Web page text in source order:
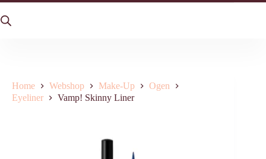
Home Webshop Make-Up
Ogen
Eyeliner
Vamp! Skinny Liner